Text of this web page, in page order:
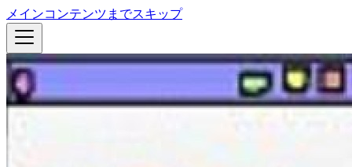
メインコンテンツまでスキップ